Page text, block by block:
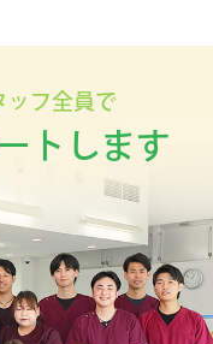
ッフ全員で
トします